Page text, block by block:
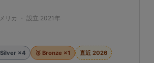
リカ ・ 設立 2021年
Silver ×4 🥉 Bronze ×1 直近 2026